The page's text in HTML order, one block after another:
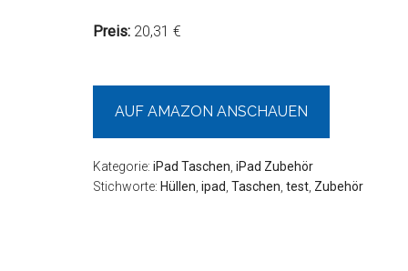
Preis: 20,31 €
AUF AMAZON ANSCHAUEN
Kategorie: iPad Taschen iPad Zubehör
Stichworte: Hüllen ipad Taschen test Zubehör